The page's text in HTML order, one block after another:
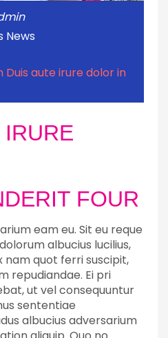
News
Duis aute irure dolor in
IRURE
FOUR
eam eu. Sit eu reque
albucius lucilius,
nam quot ferri suscipit,
repudiandae. Ei pri
ut vel consequuntur
sententiae
albucius adversarium